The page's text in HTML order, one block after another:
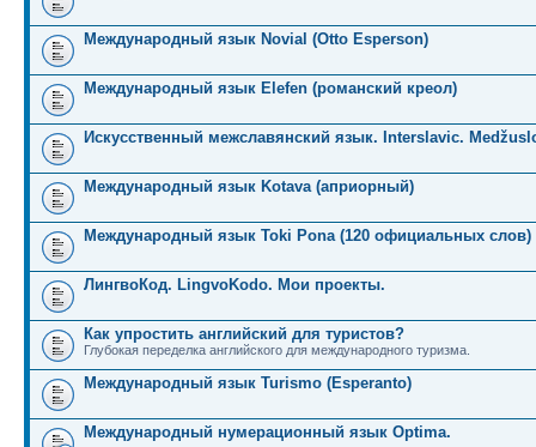
Международный язык Novial (Otto Esperson)
Международный язык Elefen (романский креол)
Искусственный межславянский язык. Interslavic.
Международный язык Kotava (априорный)
Международный язык Toki Pona (120 официальных слов)
ЛингвоКод. LingvoKodo. Мои проекты.
Как упростить английский для туристов?
Глубокая переделка английского для международного туризма.
Международный язык Turismo (Esperanto)
Международный нумерационный язык Optima.